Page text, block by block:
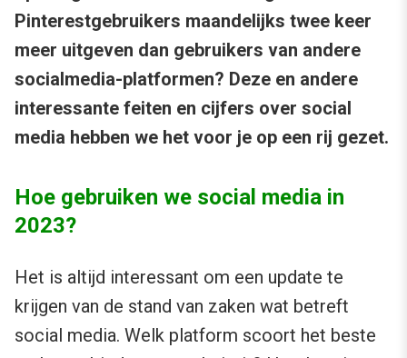
Pinterestgebruikers maandelijks twee keer
meer uitgeven dan gebruikers van andere
socialmedia-platformen? Deze en andere
interessante feiten en cijfers over social
media hebben we het voor je op een rij gezet.
Hoe gebruiken we social media in
2023?
Het is altijd interessant om een update te
krijgen van de stand van zaken wat betreft
social media. Welk platform scoort het beste